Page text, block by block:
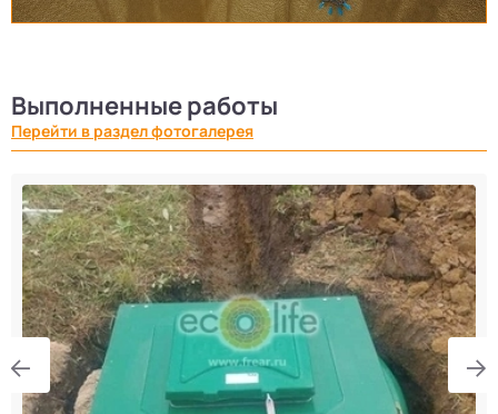
Выполненные работы
Перейти в раздел фотогалерея